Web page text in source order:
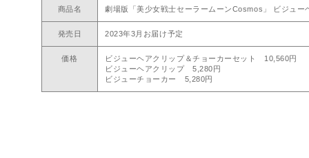
商品名 劇場版「美少女戦士セーラームーンCosmos」 ビジュー
発売日 2023年3月お届け予定
価格
ビジューヘアクリップ＆チョーカーセット 10,560円
ビジューヘアクリップ 5,280円
ビジューチョーカー 5,280円